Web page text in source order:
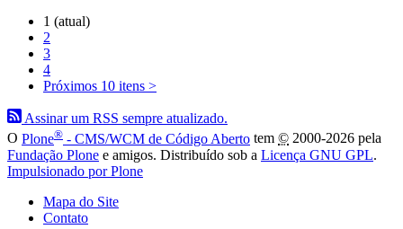
1 (atual)
2
3
4
Próximos 10 itens >
Assinar um RSS sempre atualizado.
O Plone® - CMS/WCM de Código Aberto tem © 2000-2026 pela
Fundação Plone e amigos. Distribuído sob a Licença GNU GPL.
Impulsionado por Plone
Mapa do Site
Contato